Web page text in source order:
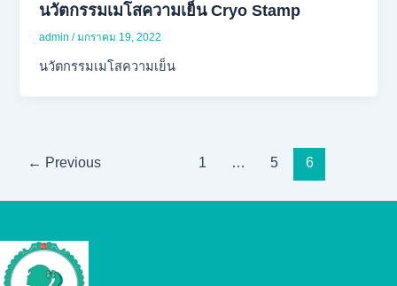
นวัตกรรมเมโสความเย็น Cryo Stamp
admin/มกราคม 19, 2022
นวัตกรรมเมโสความเย็น
← Previous 1 … 5 6